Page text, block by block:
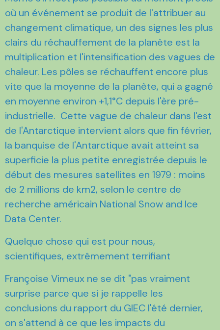
où un événement se produit de l'attribuer au
changement climatique, un des signes les plus
clairs du réchauffement de la planète est la
multiplication et l'intensification des vagues de
chaleur. Les pôles se réchauffent encore plus
vite que la moyenne de la planète, qui a gagné
en moyenne environ +1,1°C depuis l'ère pré-
industrielle. Cette vague de chaleur dans l'est
de l'Antarctique intervient alors que fin février,
la banquise de l'Antarctique avait atteint sa
superficie la plus petite enregistrée depuis le
début des mesures satellites en 1979 : moins
de 2 millions de km2, selon le centre de
recherche américain National Snow and Ice
Data Center.
Quelque chose qui est pour nous,
scientifiques, extrêmement terrifiant
Françoise Vimeux ne se dit "pas vraiment
surprise parce que si je rappelle les
conclusions du rapport du GIEC l'été dernier,
on s'attend à ce que les impacts du